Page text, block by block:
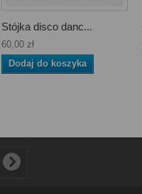
Stójka disco danc...
60,00 zł
Dodaj do koszyka